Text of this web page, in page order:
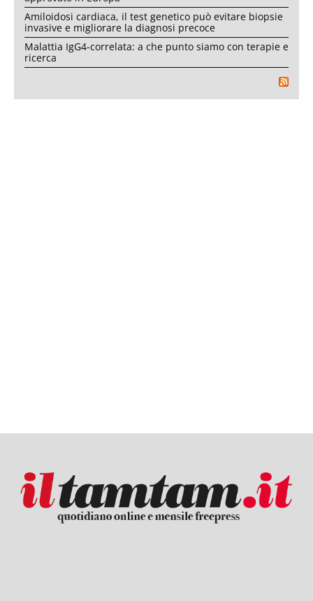
Amiloidosi cardiaca, il test genetico può evitare biopsie
invasive e migliorare la diagnosi precoce
Malattia IgG4-correlata: a che punto siamo con terapie e
ricerca